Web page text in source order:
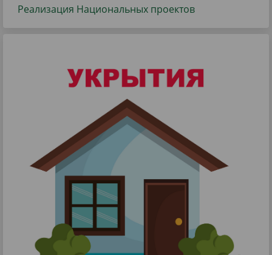
Реализация Национальных проектов